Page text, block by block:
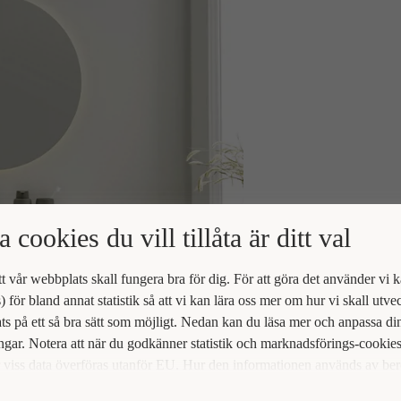
cookies du vill tillåta är ditt val
vår webbplats skall fungera bra för dig. För att göra det använder vi
för bland annat statistik så att vi kan lära oss mer om hur vi skall
på ett så bra sätt som möjligt. Nedan kan du läsa mer och anpassa
Notera att när du godkänner statistik och marknadsförings-cookies
data överföras utanför EU. Hur den informationen används av